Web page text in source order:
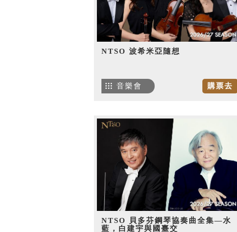
NTSO 波希米亞隨想
購票去
音樂會
NTSO 貝多芬鋼琴協奏曲全集—水
藍，白建宇與國臺交